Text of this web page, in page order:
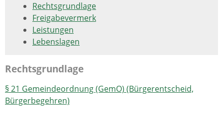
Rechtsgrundlage
Freigabevermerk
Leistungen
Lebenslagen
Rechtsgrundlage
§ 21 Gemeindeordnung (GemO) (Bürgerentscheid,
Bürgerbegehren)